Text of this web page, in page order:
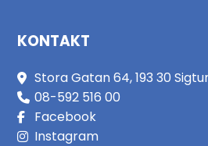
KONTAKT
Stora Gatan 64, 193 30
08-592 516 00
Facebook
Instagram